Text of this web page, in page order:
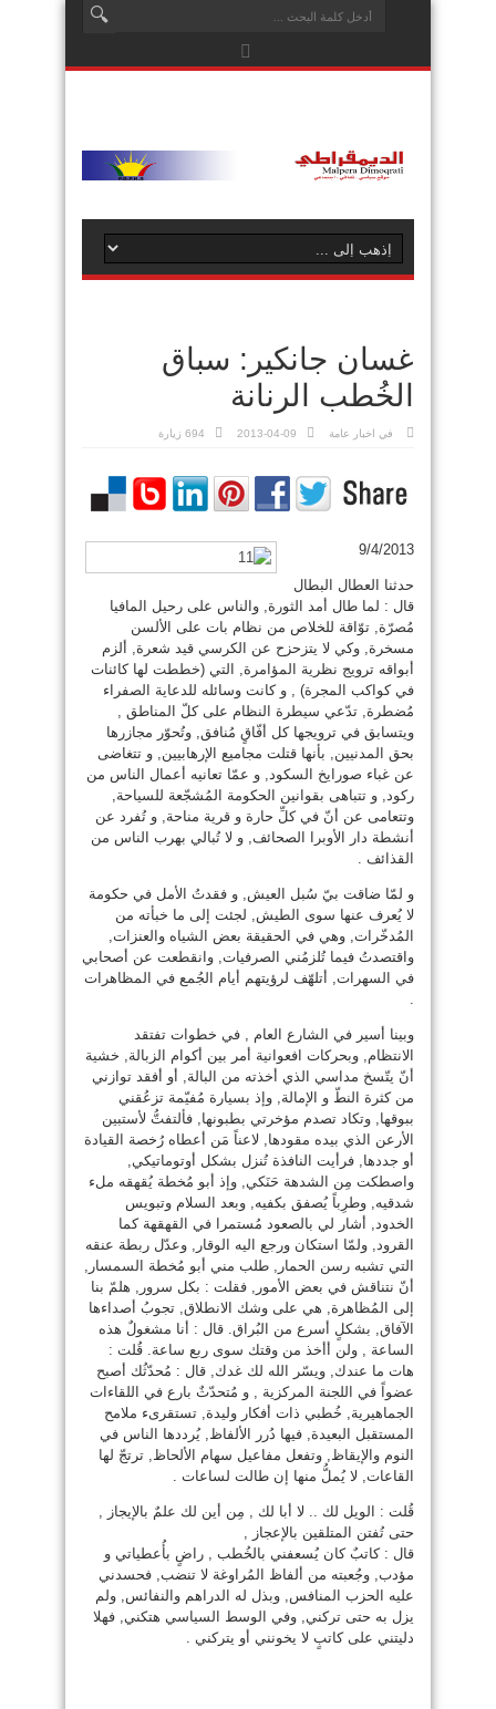
غسان جانكير: سباق
الخُطب الرنانة
في اخبار عامة 2013-04-09 694 زيارة
9/4/2013
حدثنا العطال البطال
قال : لما طال أمد الثورة, والناس على رحيل المافيا
مُصرّة, توّاقة للخلاص من نظام بات على الألسن
مسخرة, وكي لا يتزحزح عن الكرسي قيد شعرة, ألزم
أبواقه ترويج نظرية المؤامرة, التي (خططت لها كائنات
في كواكب المجرة) , و كانت وسائله للدعاية الصفراء
مُضطرة, تدّعي سيطرة النظام على كلّ المناطق ,
ويتسابق في ترويجها كل أفّاقٍ مُنافق, وتُحوّر مجازرها
بحق المدنيين, بأنها قتلت مجاميع الإرهابيين, و تتغاضى
عن غباء صورايخ السكود, و عمّا تعانيه أعمال الناس من
ركود, و تتباهى بقوانين الحكومة المُشجّعة للسياحة,
وتتعامى عن أنّ في كلِّ حارة و قرية مناحة, و تُفرد عن
أنشطة دار الأوبرا الصحائف, و لا تُبالي بهرب الناس من
القذائف .
و لمّا ضاقت بيّ سُبل العيش, و فقدتُ الأمل في حكومة
لا يُعرف عنها سوى الطيش, لجئت إلى ما خبأته من
المُدخّرات, وهي في الحقيقة بعض الشياه والعنزات,
واقتصدتُ فيما تُلزمُني الصرفيات, وانقطعت عن أصحابي
في السهرات, أتلهّف لرؤيتهم أيام الجُمع في المظاهرات
.
وبينا أسير في الشارع العام , في خطوات تفتقد
الانتظام, وبحركات افعوانية أمر بين أكوام الزبالة, خشية
أنّ يتّسخ مداسي الذي أخذته من البالة, أو أفقد توازني
من كثرة النطّ و الإمالة, وإذ بسيارة مُفيّمة تزعُقني
ببوقها, وتكاد تصدم مؤخرتي بطبونها, فألتفتُّ لأستبين
الأرعن الذي بيده مقودها, لاعناً مَن أعطاه رُخصة القيادة
أو جددها, فرأيت النافذة تُنزل بشكل أوتوماتيكي,
واصطكت مِن الشدهة حَنَكي, وإذ أبو مُخطة يُقهقه ملء
شدقيه, وطرِباً يُصفق بكفيه, وبعد السلام وتبويس
الخدود, أشار لي بالصعود مُستمرا في القهقهة كما
القرود, ولمّا استكان ورجع اليه الوقار, وعدّل ربطة عنقه
التي تشبه رسن الحمار, طلب مني أبو مُخطة السمسار,
أنّ نتناقش في بعض الأمور, فقلت : بكل سرور, هلمّ بنا
إلى المُظاهرة, هي على وشك الانطلاق, تجوبُ أصداءها
الآفاق, بشكلٍ أسرع من البُراق. قال : أنا مشغولٌ هذه
الساعة , ولن أأخذ من وقتك سوى ربع ساعة. قُلت :
هات ما عندك, ويسّر الله لك غدك, قال : مُحدّثُك أصبح
عضواً في اللجنة المركزية , و مُتحدّثٌ بارع في اللقاءات
الجماهيرية, خُطبي ذات أفكار وليدة, تستقرىء ملامح
المستقبل البعيدة, فيها دُرر الألفاظ, يُرددها الناس في
النوم والإيقاظ, وتفعل مفاعيل سهام الألحاظ, ترتجّ لها
القاعات, لا يُملُّ منها إن طالت لساعات .
قُلت : الويل لك .. لا أبا لك , مِن أين لك علمٌ بالإيجاز ,
حتى تُفتن المتلقين بالإعجاز ,
قال : كاتبٌ كان يُسعفني بالخُطب , راضٍ بأُعطياتي و
مؤدب, وجُعبته من ألفاظ المُراوغة لا تنضب, فحسدني
عليه الحزب المنافس, وبذل له الدراهم والنفائس, ولم
يزل به حتى تركني, وفي الوسط السياسي هتكني, فهلا
دليتني على كاتبٍ لا يخونني أو يتركني .